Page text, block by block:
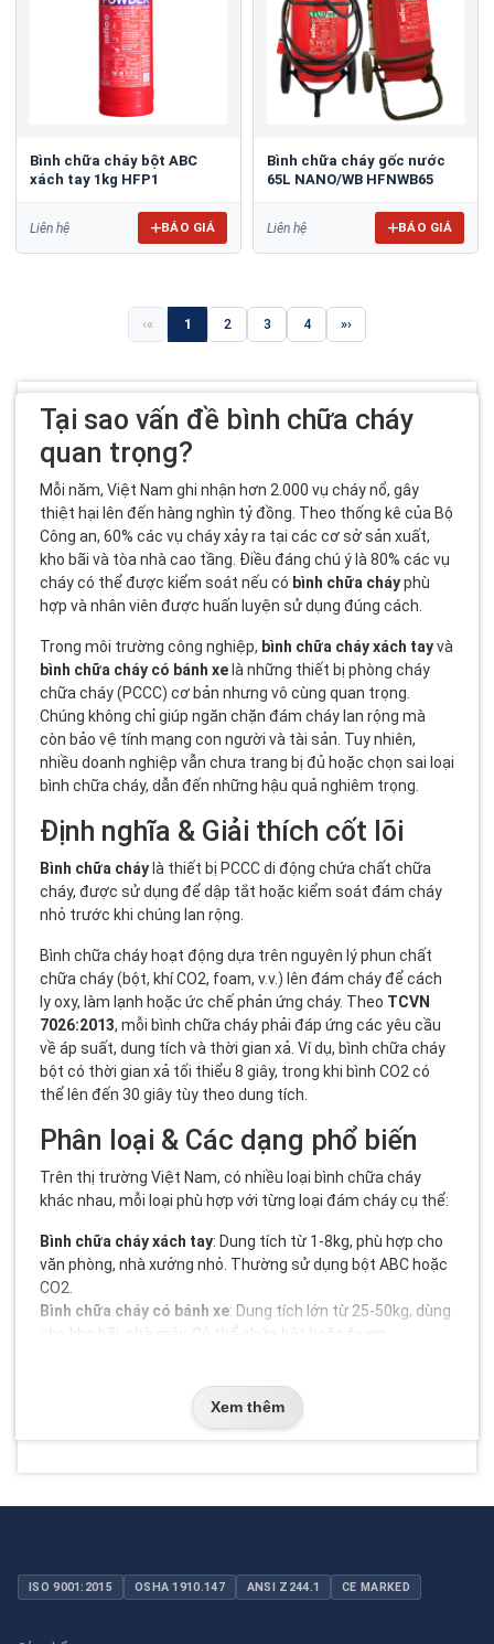
Bình chữa cháy bột ABC
xách tay 1kg HFP1
Liên hệ BÁO GIÁ
Bình chữa cháy gốc nước
65L NANO/WB HFNWB65
Liên hệ BÁO GIÁ
« 1 2 3 4 »
Tại sao vấn đề bình chữa cháy
quan trọng?
Mỗi năm, Việt Nam ghi nhận hơn 2.000 vụ cháy nổ, gây
thiệt hại lên đến hàng nghìn tỷ đồng. Theo thống kê của Bộ
Công an, 60% các vụ cháy xảy ra tại các cơ sở sản xuất,
kho bãi và tòa nhà cao tầng. Điều đáng chú ý là 80% các vụ
cháy có thể được kiểm soát nếu có bình chữa cháyphù
hợp và nhân viên được huấn luyện sử dụng đúng cách.
Trong môi trường công nghiệp, bình chữa cháy xách tayvà
bình chữa cháy có bánh xe là những thiết bị phòng cháy
chữa cháy (PCCC) cơ bản nhưng vô cùng quan trọng.
Chúng không chỉ giúp ngăn chặn đám cháy lan rộng mà
còn bảo vệ tính mạng con người và tài sản. Tuy nhiên,
nhiều doanh nghiệp vẫn chưa trang bị đủ hoặc chọn sai loại
bình chữa cháy, dẫn đến những hậu quả nghiêm trọng.
Định nghĩa & Giải thích cốt lõi
Bình chữa cháy là thiết bị PCCC di động chứa chất chữa
cháy, được sử dụng để dập tắt hoặc kiểm soát đám cháy
nhỏ trước khi chúng lan rộng.
Bình chữa cháy hoạt động dựa trên nguyên lý phun chất
chữa cháy (bột, khí CO2, foam, v.v.) lên đám cháy để cách
ly oxy, làm lạnh hoặc ức chế phản ứng cháy. Theo TCVN
7026:2013, mỗi bình chữa cháy phải đáp ứng các yêu cầu
về áp suất, dung tích và thời gian xả. Ví dụ, bình chữa cháy
bột có thời gian xả tối thiểu 8 giây, trong khi bình CO2 có
thể lên đến 30 giây tùy theo dung tích.
Phân loại & Các dạng phổ biến
Trên thị trường Việt Nam, có nhiều loại bình chữa cháy
khác nhau, mỗi loại phù hợp với từng loại đám cháy cụ thể:
Bình chữa cháy xách tay: Dung tích từ 1-8kg, phù hợp cho
văn phòng, nhà xưởng nhỏ. Thường sử dụng bột ABC hoặc
CO2.
Bình chữa cháy có bánh xe: Dung tích lớn từ 25-50kg, dùng
cho kho bãi, nhà máy. Có thể chứa bột hoặc foam.
: Dung tích nhỏ dưới 1kg, tiện lợi cho
Bảng so sánh tổng quan
Loại bình
Dung
tích
Chất chữa
cháy
Ứng dụng chính
Xem thêm
ISO 9001:2015 OSHA 1910.147 ANSI Z244.1 CE MARKED